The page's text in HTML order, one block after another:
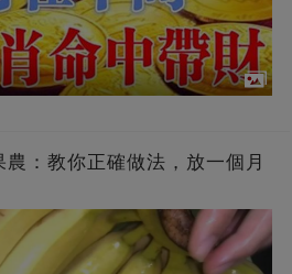
：教你正確做法，放一個月